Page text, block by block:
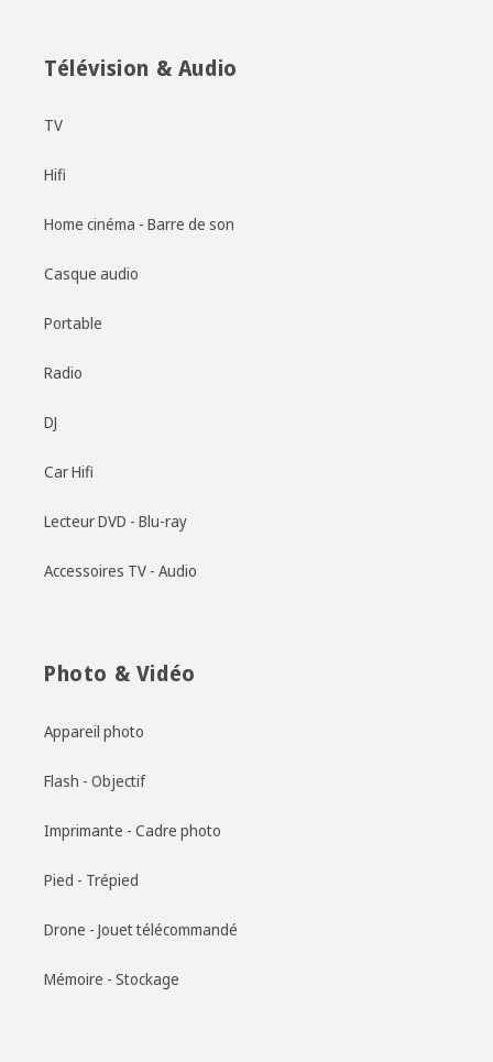
Télévision & Audio
TV
Hifi
Home cinéma - Barre de son
Casque audio
Portable
Radio
DJ
Car Hifi
Lecteur DVD - Blu-ray
Accessoires TV - Audio
Photo & Vidéo
Appareil photo
Flash - Objectif
Imprimante - Cadre photo
Pied - Trépied
Drone - Jouet télécommandé
Mémoire - Stockage